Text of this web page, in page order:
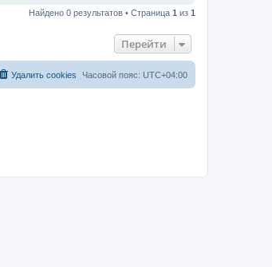
Найдено 0 результатов • Страница 1 из 1
Перейти
Часовой пояс: UTC+04:00
Удалить cookies